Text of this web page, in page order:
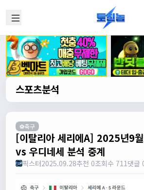
스포츠분석
⚽축구
[이탈리아 세리에A] 2025년9
vs 우디네세 분석 중계
픽스터2025.09.28추천 0조회수 711 댓글